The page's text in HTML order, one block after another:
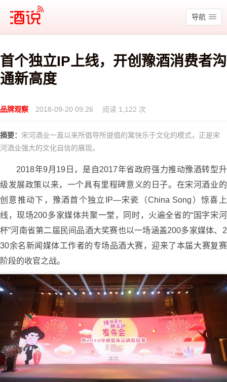
酒说
导航
首个独立IP上线，开创豫酒消费者沟
通新高度
品牌观察 2018-09-20 09:26 阅读 1,122 次
摘要： 宋河酒业一直以来所倡导所提倡的寓快乐于文化的模式，正是宋
河酒业强大的文化自信的展现。
2018年9月19日，是自2017年省政府强力推动豫酒转型升
级发展政策以来，一个具有里程碑意义的日子。在宋河酒业的
创意推动下，豫酒首个独立IP—宋瓷（China Song）惊喜上
线，现场200多家媒体共聚一堂，同时，火遍全省的“国字宋河
杯”河南省第二届民间品酒大奖赛也以一场涵盖200多家媒体、2
30余名新闻媒体工作者的专场品酒大赛，迎来了本届大赛复赛
阶段的收官之战。